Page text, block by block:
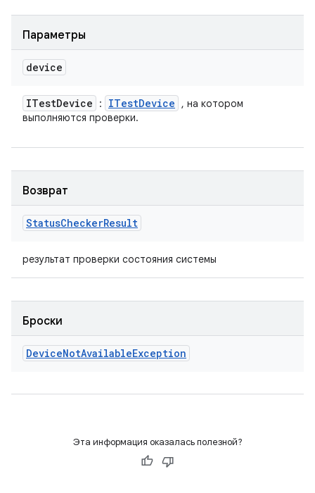
Параметры
device
ITestDevice : ITestDevice
, на котором
выполняются проверки.
Возврат
StatusCheckerResult
результат проверки состояния системы
Броски
DeviceNotAvailableException
Эта информация оказалась полезной?